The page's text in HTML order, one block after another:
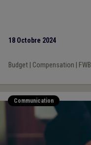
18 Octobre 2024
Budget| Compensation FWB
Communication